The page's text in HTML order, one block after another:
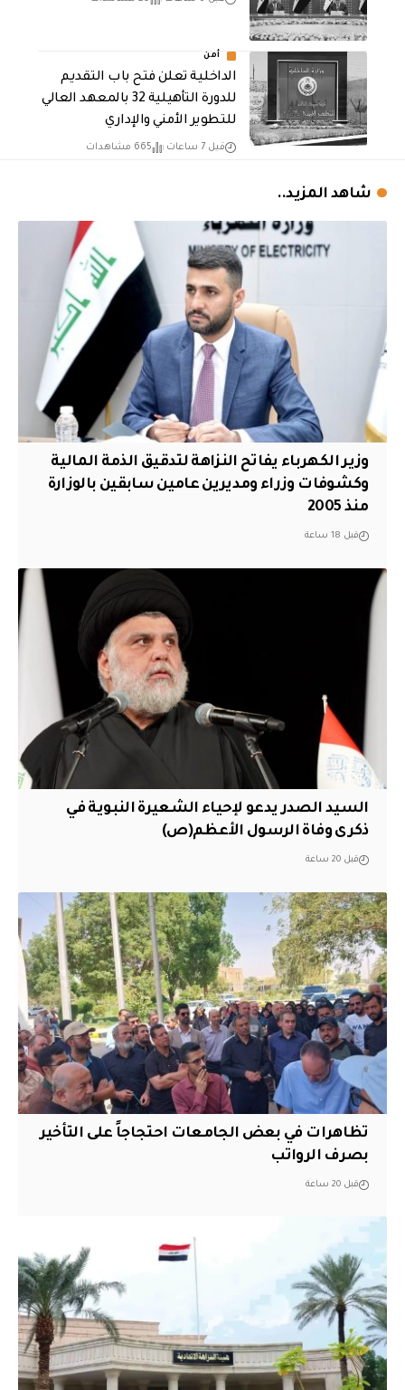
أمن
الداخلية تعلن فتح باب التقديم
للدورة التأهيلية 32 بالمعهد العالي
للتطوير الأمني والإداري
قبل 7 ساعات 665 مشاهدات
شاهد المزيد..
وزير الكهرباء يفاتح النزاهة لتدقيق الذمة المالية
وكشوفات وزراء ومديرين عامين سابقين بالوزارة
منذ 2005
قبل 18 ساعة
السيد الصدر يدعو لإحياء الشعيرة النبوية في
ذكرى وفاة الرسول الأعظم(ص)
قبل 20 ساعة
تظاهرات في بعض الجامعات احتجاجاً على التأخير
بصرف الرواتب
قبل 20 ساعة